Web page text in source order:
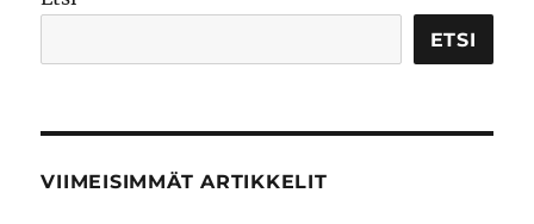
ETSI
VIIMEISIMMÄT ARTIKKELIT